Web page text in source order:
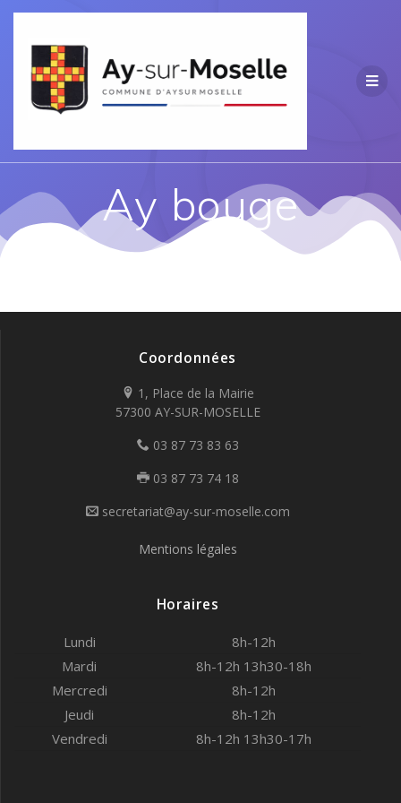
Passer
Ay bouge
Coordonnées
1, Place de la Mairie
57300 AY-SUR-MOSELLE
03 87 73 83 63
03 87 73 74 18
secretariat@ay-sur-moselle.com
Mentions légales
Horaires
Lundi
8h-12h
Mardi
8h-12h 13h30-18h
Mercredi
8h-12h
Jeudi
8h-12h
Vendredi
8h-12h 13h30-17h